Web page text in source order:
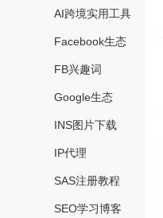
AI跨境实用工具
Facebook生态
FB兴趣词
Google生态
INS图片下载
IP代理
SAS注册教程
SEO学习博客